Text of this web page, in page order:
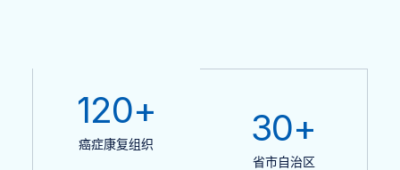
120+
癌症康复组织 30+
省市自治区